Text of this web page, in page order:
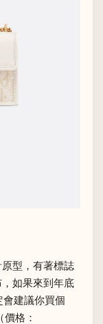
型，有著標誌
如果來到年底
建議你買個
格：